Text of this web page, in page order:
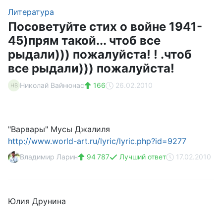
Литература
Посоветуйте стих о войне 1941-
45)прям такой... чтоб все
рыдали))) пожалуйста! ! .чтоб
все рыдали))) пожалуйста!
НВ Николай Вайнюнас 166 26.02.2010
"Варвары" Мусы Джалиля
http://www.world-art.ru/lyric/lyric.php?id=9277
Владимир Ларин 94 787 Лучший ответ 17.02.2010
Юлия Друнина